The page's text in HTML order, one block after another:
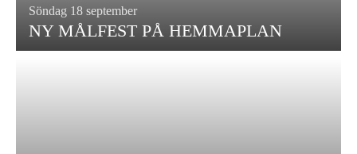
Söndag 18 september
NY MÅLFEST PÅ HEMMAPLAN